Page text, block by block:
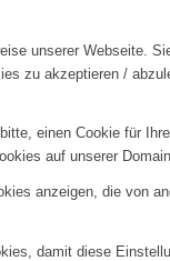
unserer Webseite.
zu akzeptieren /
einen Cookie für
auf unserer
anzeigen, die von
damit diese